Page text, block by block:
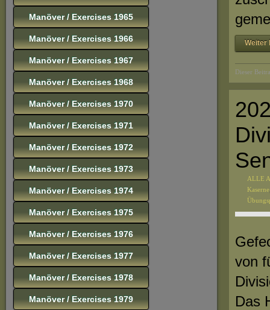
Manöver / Exercises 1965
Manöver / Exercises 1966
Manöver / Exercises 1967
Manöver / Exercises 1968
Manöver / Exercises 1970
Manöver / Exercises 1971
Manöver / Exercises 1972
Manöver / Exercises 1973
Manöver / Exercises 1974
Manöver / Exercises 1975
Manöver / Exercises 1976
Manöver / Exercises 1977
Manöver / Exercises 1978
Manöver / Exercises 1979
Weiter
Dieser
ALLE
Kaserne
von
Das